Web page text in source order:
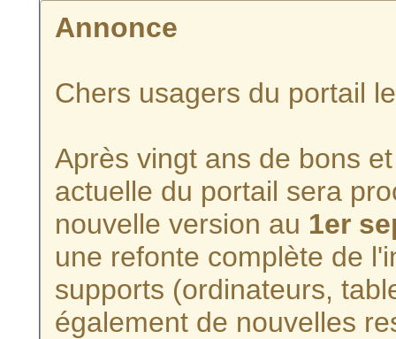
Annonce
Chers usagers du portail
Après vingt ans de bons
actuelle du portail sera
nouvelle version au 1er
une refonte complète de
supports (ordinateurs,
également de nouvelles